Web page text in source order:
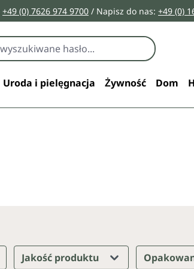
+49 (0) 7626 974 9700 / Napisz do nas: +49 (0)
Uroda i pielęgnacja Żywność Dom
Jakość produktu